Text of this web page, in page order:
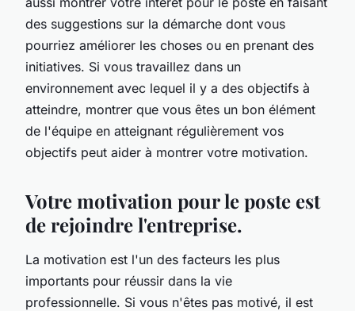
des suggestions sur la démarche dont vous
pourriez améliorer les choses ou en prenant des
initiatives. Si vous travaillez dans un
environnement avec lequel il y a des objectifs à
atteindre, montrer que vous êtes un bon élément
de l'équipe en atteignant régulièrement vos
objectifs peut aider à montrer votre motivation.
Votre motivation pour le poste est
de rejoindre l'entreprise.
La motivation est l'un des facteurs les plus
importants pour réussir dans la vie
professionnelle. Si vous n'êtes pas motivé, il est